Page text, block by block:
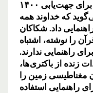
۱۴۰۰ سال پیش مردم از ستارگان برای جهت‌یابی
که خداوند همه
داد. شکاکان
را نوشته، اشتباه
راهنمایی ندارند.
زنده از باکتری‌ها،
مغناطیسی زمین را
راهنمایی استفاده